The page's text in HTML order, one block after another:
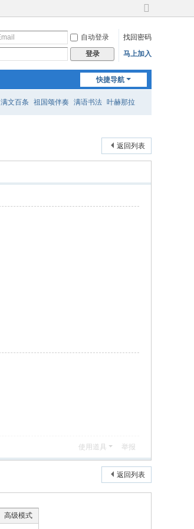
切
到
宽
自动登录
找回密码
登录 马上加入
快捷导航
满文百条 祖国颂伴奏 满语书法 叶赫那拉
返回列表
使用道具 举报
返回列表
高级模式